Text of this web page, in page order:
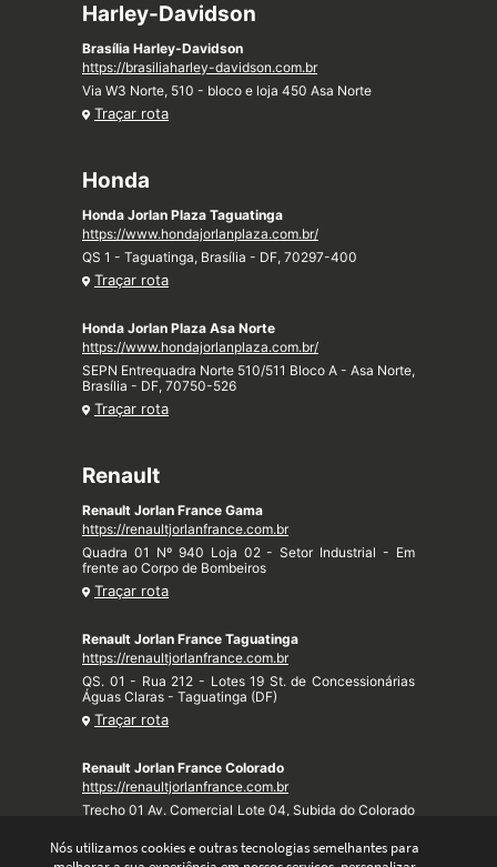
Harley-Davidson
Brasília Harley-Davidson
https://brasiliaharley-davidson.com.br
Via W3 Norte, 510 - bloco e loja 450 Asa Norte
Traçar rota
Honda
Honda Jorlan Plaza Taguatinga
https://www.hondajorlanplaza.com.br/
QS 1 - Taguatinga, Brasília - DF, 70297-400
Traçar rota
Honda Jorlan Plaza Asa Norte
https://www.hondajorlanplaza.com.br/
SEPN Entrequadra Norte 510/511 Bloco A - Asa Norte,
Brasília - DF, 70750-526
Traçar rota
Renault
Renault Jorlan France Gama
https://renaultjorlanfrance.com.br
Quadra 01 Nº 940 Loja 02 - Setor Industrial - Em
frente ao Corpo de Bombeiros
Traçar rota
Renault Jorlan France Taguatinga
https://renaultjorlanfrance.com.br
QS. 01 - Rua 212 - Lotes 19 St. de Concessionárias
Águas Claras - Taguatinga (DF)
Traçar rota
Renault Jorlan France Colorado
https://renaultjorlanfrance.com.br
Trecho 01 Av. Comercial Lote 04, Subida do Colorado
Traçar rota
Nós utilizamos cookies e outras tecnologias semelhantes para